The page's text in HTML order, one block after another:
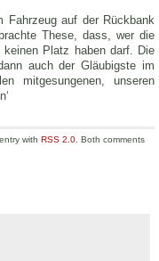
Fahrzeug auf der Rückbank
These, dass, wer die
Platz haben darf. Die
auch der Gläubigste im
mitgesungenen, unseren
with RSS 2.0. Both comments